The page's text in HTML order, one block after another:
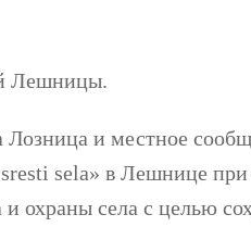
Лешницы.
Лозница и местное
sela» в Лешнице при
и охраны села с целью